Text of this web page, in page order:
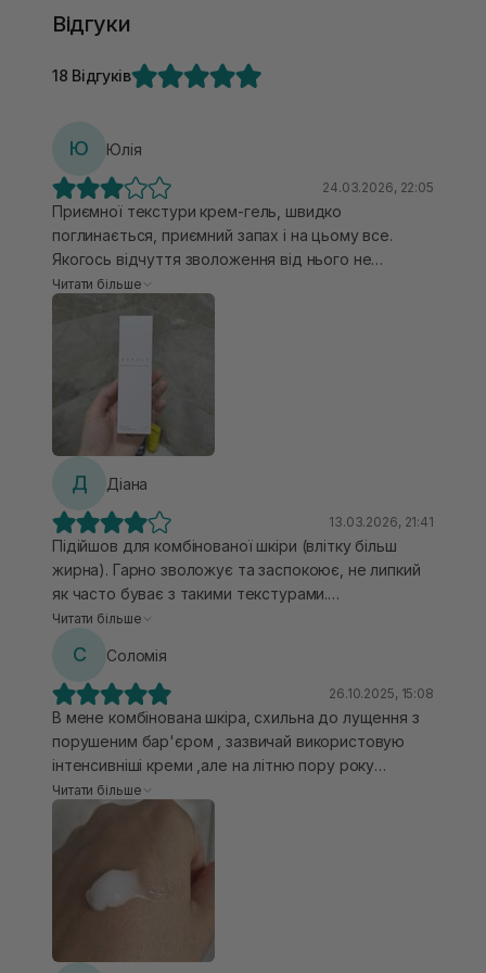
Відгуки
18 Відгуків
Ю Юлія
24.03.2026, 22:05
Приємної текстури крем-гель, швидко
поглинається, приємний запах і на цьому все.
Якогось відчуття зволоження від нього не
отримала, подразнення, почервоніння чи
Читати більше
Д Діана
13.03.2026, 21:41
Підійшов для комбінованої шкіри (влітку більш
жирна). Гарно зволожує та заспокоює, не липкий
як часто буває з такими текстурами.
Використовую після кислотної сироватки,
Приємна текстура, аромат травʼяний, але не
різкий.
Читати більше
С Соломія
26.10.2025, 15:08
В мене комбінована шкіра, схильна до лущення з
порушеним бар'єром , зазвичай використовую
інтенсивніші креми ,але на літню пору року
завжди беру якісь легші варіанти для комфорту.
Цей однозначно дуже вдалий варіант. Не
переобтяжує, гарно впитується та одразу
зволожує ,має легкий приємний запах,який
відчутно тільки при нанесенні, він гелевої
консистенції, гарно заспокоюює обличчя, тому
Читати більше